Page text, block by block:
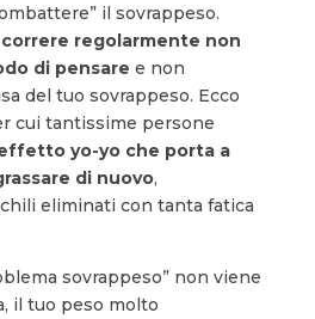
il sovrappeso.
regolarmente non
di pensare e non
del tuo sovrappeso. Ecco
cui tantissime persone
yo-yo che porta a
di nuovo,
eliminati con tanta fatica
sovrappeso” non viene
il tuo peso molto